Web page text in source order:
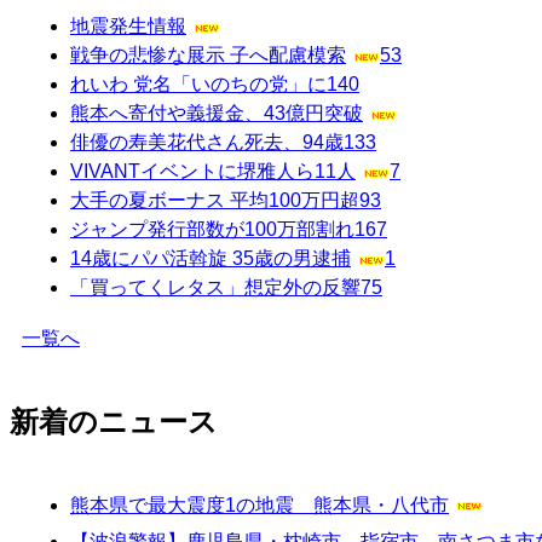
地震発生情報
戦争の悲惨な展示 子へ配慮模索
53
れいわ 党名「いのちの党」に140
熊本へ寄付や義援金、43億円突破
俳優の寿美花代さん死去、94歳133
VIVANTイベントに堺雅人ら11人
7
大手の夏ボーナス 平均100万円超93
ジャンプ発行部数が100万部割れ167
14歳にパパ活斡旋 35歳の男逮捕
1
「買ってくレタス」想定外の反響75
一覧へ
新着のニュース
熊本県で最大震度1の地震 熊本県・八代市